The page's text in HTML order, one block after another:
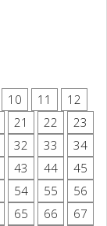
10 11
12
21 22
23
32 33
34
43 44
45
54 55
56
65 66
67